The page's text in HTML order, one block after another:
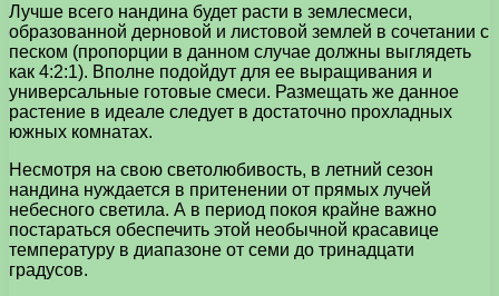
Лучше всего нандина будет расти в землесмеси,
образованной дерновой и листовой землей в сочетании с
песком (пропорции в данном случае должны выглядеть
как 4:2:1). Вполне подойдут для ее выращивания и
универсальные готовые смеси. Размещать же данное
растение в идеале следует в достаточно прохладных
южных комнатах.
Несмотря на свою светолюбивость, в летний сезон
нандина нуждается в притенении от прямых лучей
небесного светила. А в период покоя крайне важно
постараться обеспечить этой необычной красавице
температуру в диапазоне от семи до тринадцати
градусов.